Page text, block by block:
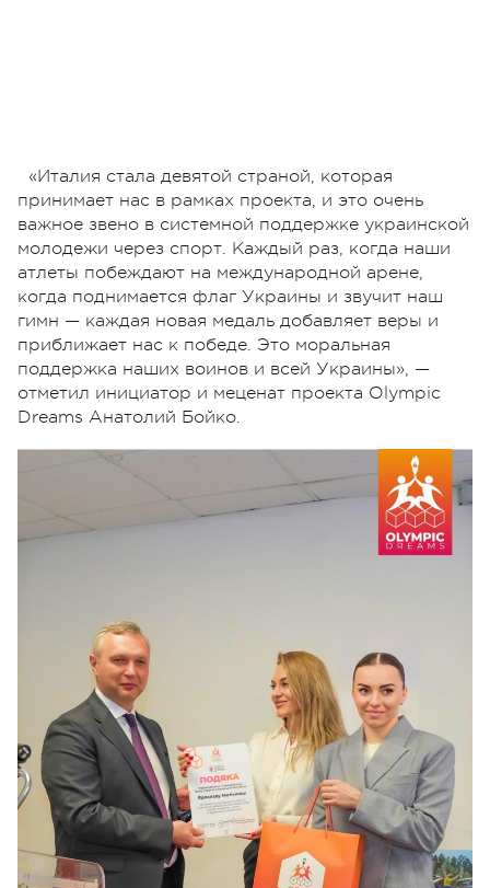
«Италия стала девятой страной, которая
принимает нас в рамках проекта, и это очень
важное звено в системной поддержке украинской
молодежи через спорт. Каждый раз, когда наши
атлеты побеждают на международной арене,
когда поднимается флаг Украины и звучит наш
гимн — каждая новая медаль добавляет веры и
приближает нас к победе. Это моральная
поддержка наших воинов и всей Украины», —
отметил инициатор и меценат проекта Olympic
Dreams Анатолий Бойко.